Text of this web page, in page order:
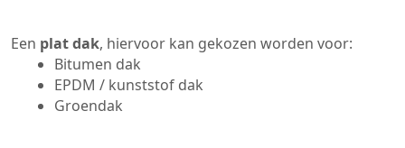
Een plat dak, hiervoor kan gekozen worden voor:
Bitumen dak
EPDM / kunststof dak
Groendak